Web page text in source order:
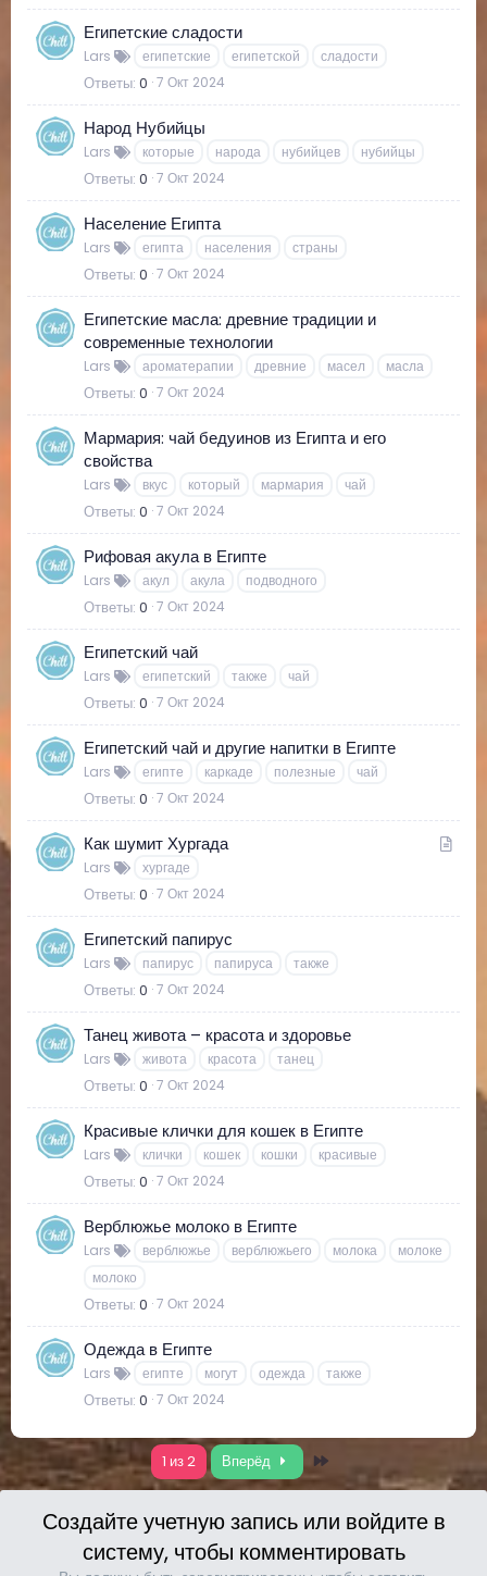
Египетские сладости
Lars египетские египетской сладости
Ответы 0 7 Окт 2024
Народ Нубийцы
Lars которые народа нубийцев нубийцы
Ответы 0 7 Окт 2024
Население Египта
Lars египта населения страны
Ответы 0 7 Окт 2024
Египетские масла: древние традиции и
современные технологии
Lars ароматерапии древние масел масла
Ответы 0 7 Окт 2024
Мармария: чай бедуинов из Египта и его
свойства
Lars вкус который мармария чай
Ответы 0 7 Окт 2024
Рифовая акула в Египте
Lars акул акула подводного
Ответы 0 7 Окт 2024
Египетский чай
Lars египетский также чай
Ответы 0 7 Окт 2024
Египетский чай и другие напитки в Египте
Lars египте каркаде полезные чай
Ответы 0 7 Окт 2024
С
т
Как шумит Хургада
Lars хургаде
Ответы 0 7 Окт 2024
Египетский папирус
Lars папирус папируса также
Ответы 0 7 Окт 2024
Танец живота – красота и здоровье
Lars живота красота танец
Ответы 0 7 Окт 2024
Красивые клички для кошек в Египте
Lars клички кошек кошки красивые
Ответы 0 7 Окт 2024
Верблюжье молоко в Египте
Lars верблюжье верблюжьего молока
молоке
молоко
Ответы 0 7 Окт 2024
Одежда в Египте
Lars египте могут одежда также
Ответы 0 7 Окт 2024
1 из 2 Вперёд
Создайте учетную запись или войдите в
систему, чтобы комментировать